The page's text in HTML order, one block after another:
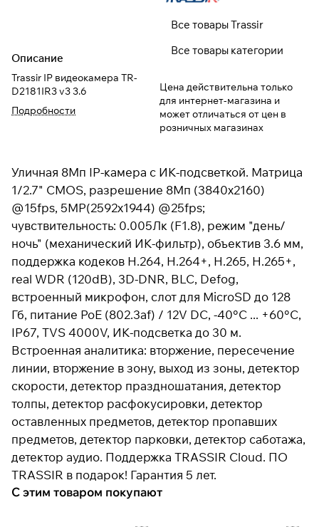
Описание
Trassir IP видеокамера TR-
D2181IR3 v3 3.6
Подробности
Все товары Trassir
Все товары категории
Цена действительна только
для интернет-магазина и
может отличаться от цен в
розничных магазинах
Уличная 8Мп IP-камера с ИК-подсветкой. Матрица
1/2.7" CMOS, разрешение 8Мп (3840x2160)
@15fps, 5MP(2592x1944) @25fps;
чувствительность: 0.005Лк (F1.8), режим "день/
ночь" (механический ИК-фильтр), объектив 3.6 мм,
поддержка кодеков H.264, H.264+, H.265, H.265+,
real WDR (120dB), 3D-DNR, BLC, Defog,
встроенный микрофон, слот для MicroSD до 128
Гб, питание PoE (802.3af) / 12V DC, -40°C ... +60°C,
IP67, TVS 4000V, ИК-подсветка до 30 м.
Встроенная аналитика: вторжение, пересечение
линии, вторжение в зону, выход из зоны, детектор
скорости, детектор праздношатания, детектор
толпы, детектор расфокусировки, детектор
оставленных предметов, детектор пропавших
предметов, детектор парковки, детектор саботажа,
детектор аудио. Поддержка TRASSIR Cloud. ПО
TRASSIR в подарок! Гарантия 5 лет.
С этим товаром покупают